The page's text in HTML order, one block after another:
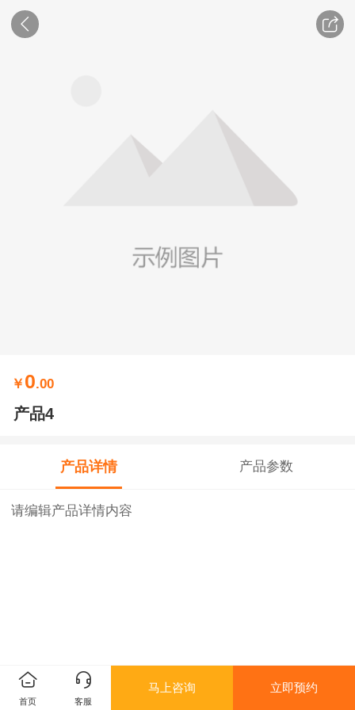
￥ 0.00
产品4
产品详情 产品参数
请编辑产品详情内容
首页 客服
马上咨询 立即预约